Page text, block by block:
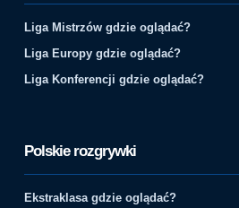
Liga Mistrzów gdzie oglądać?
Liga Europy gdzie oglądać?
Liga Konferencji gdzie oglądać?
Polskie rozgrywki
Ekstraklasa gdzie oglądać?